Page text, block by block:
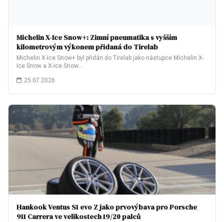
Michelin X-Ice Snow+: Zimní pneumatika s vyšším
kilometrovým výkonem přidaná do Tirelab
Michelin X-Ice Snow+ byl přidán do Tirelab jako nástupce Michelin X-
Ice Snow a X-Ice Snow…
25.07.2026
Hankook Ventus S1 evo Z jako prvovýbava pro Porsche
911 Carrera ve velikostech 19/20 palců